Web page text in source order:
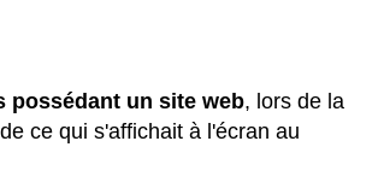
possédant un site web, lors de la
ce qui s'affichait à l'écran au